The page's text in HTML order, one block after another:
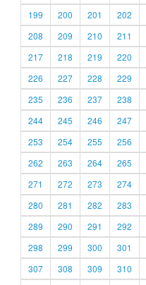
199
200 201 202
208
209 210 211
217
218 219 220
226
227 228 229
235
236 237 238
244
245 246 247
253
254 255 256
262
263 264 265
271
272 273 274
280
281 282 283
289
290 291 292
298
299 300 301
307
308 309 310